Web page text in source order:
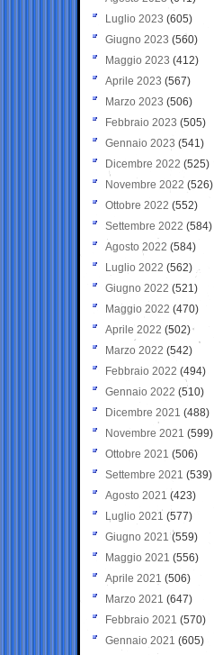
Luglio 2023 (605)
Giugno 2023 (560)
Maggio 2023 (412)
Aprile 2023 (567)
Marzo 2023 (506)
Febbraio 2023 (505)
Gennaio 2023 (541)
Dicembre 2022 (525)
Novembre 2022 (526)
Ottobre 2022 (552)
Settembre 2022 (584)
Agosto 2022 (584)
Luglio 2022 (562)
Giugno 2022 (521)
Maggio 2022 (470)
Aprile 2022 (502)
Marzo 2022 (542)
Febbraio 2022 (494)
Gennaio 2022 (510)
Dicembre 2021 (488)
Novembre 2021 (599)
Ottobre 2021 (506)
Settembre 2021 (539)
Agosto 2021 (423)
Luglio 2021 (577)
Giugno 2021(559)
Maggio 2021 (556)
Aprile 2021 (506)
Marzo 2021 (647)
Febbraio 2021 (570)
Gennaio 2021 (605)